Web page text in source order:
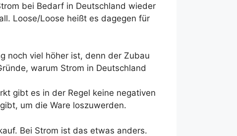
bei Bedarf in Deutschland wieder
Loose/Loose heißt es dagegen für
noch viel höher ist, denn der Zubau
warum Strom in Deutschland
gibt es in der Regel keine negativen
um die Ware loszuwerden.
Bei Strom ist das etwas anders.